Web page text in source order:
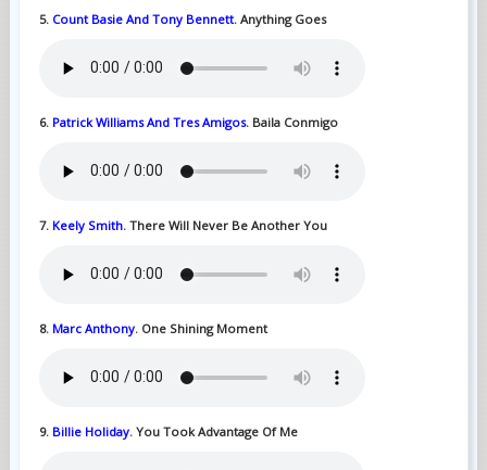
5. Count Basie And Tony Bennett. Anything Goes
6. Patrick Williams And Tres Amigos. Baila Conmigo
7. Keely Smith. There Will Never Be Another You
8. Marc Anthony. One Shining Moment
9. Billie Holiday. You Took Advantage Of Me